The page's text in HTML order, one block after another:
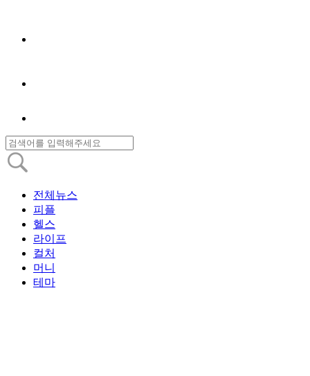
전체뉴스
피플
헬스
라이프
컬처
머니
테마